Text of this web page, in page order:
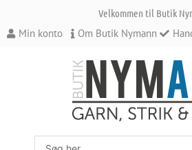
indholdet
Velkommen til Butik
Min konto Om Butik Nymann
Search